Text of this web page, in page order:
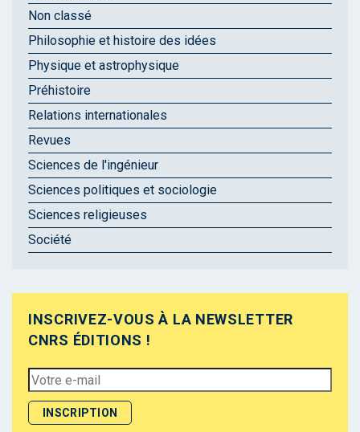
Non classé
Philosophie et histoire des idées
Physique et astrophysique
Préhistoire
Relations internationales
Revues
Sciences de l'ingénieur
Sciences politiques et sociologie
Sciences religieuses
Société
INSCRIVEZ-VOUS À LA NEWSLETTER
CNRS ÉDITIONS !